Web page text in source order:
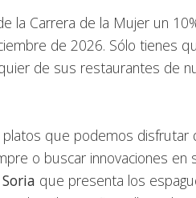
la Carrera de la Mujer un
de 2026. Sólo tienes
de sus restaurantes de
platos que podemos
o buscar innovaciones en
que presenta los